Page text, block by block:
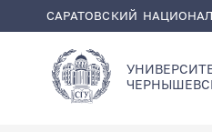
САРАТОВСКИЙ